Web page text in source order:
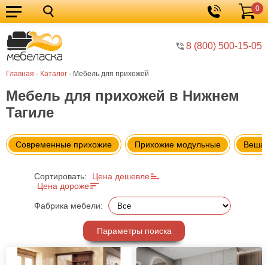
8 (800) 500-15-05
Корзина
0
Главная - Каталог - Мебель для прихожей
Кухонные
гарнитуры
Мебель
для
кухни
Мебель
для
спальни
Кровати
Шкафы
Диваны
Мягкая
Мебель
прихожей
Комоды
Мебель для прихожей в Нижнем
Тагиле
Современные прихожие Прихожие модульные
Сортировать:
Цена дешевле
Цена дороже
Фабрика мебели:
Параметры поиска